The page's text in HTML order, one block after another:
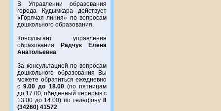
В Управлении образования
города Кудымкара действует
«Горячая линия» по вопросам
дошкольного образования.
Консультант управления
образования
Радчук Елена
Анатольевна
За консультацией по вопросам
дошкольного образования Вы
можете обратиться ежедневно
с9.00 до 18.00(по пятницам
до 17.00, обеденный перерыв с
13.00 до 14.00) по телефону 8
(34260) 41572